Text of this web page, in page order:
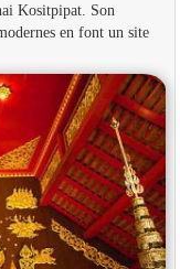
Kositpipat. Son
en font un site